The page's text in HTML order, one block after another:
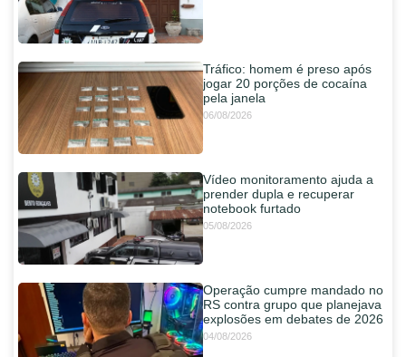
Tráfico: homem é preso após
jogar 20 porções de cocaína
pela janela
06/08/2026
Vídeo monitoramento ajuda a
prender dupla e recuperar
notebook furtado
05/08/2026
Operação cumpre mandado no
RS contra grupo que planejava
explosões em debates de 2026
04/08/2026